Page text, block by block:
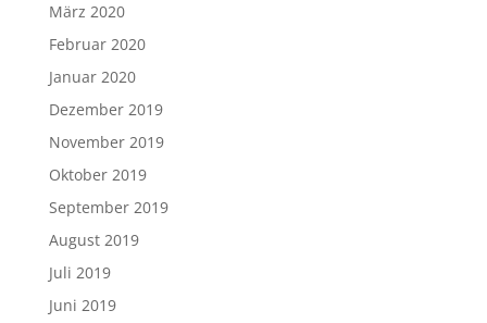
März 2020
Februar 2020
Januar 2020
Dezember 2019
November 2019
Oktober 2019
September 2019
August 2019
Juli 2019
Juni 2019